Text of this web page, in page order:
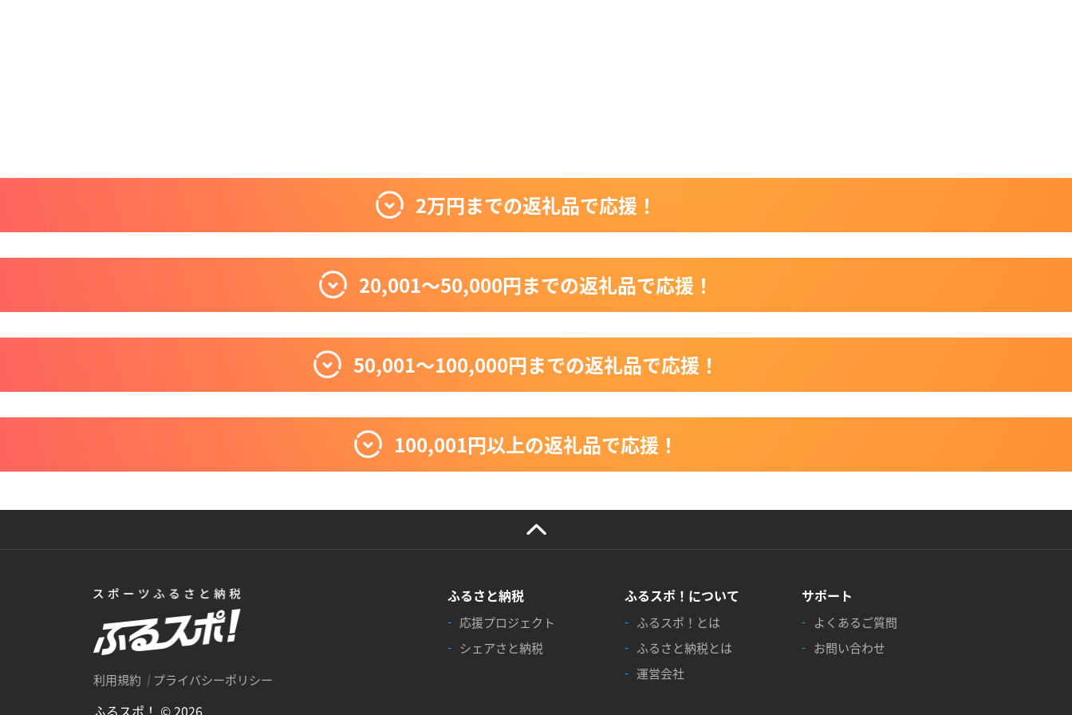
2万円までの返礼品で応援！
20,001〜50,000円までの返礼品で応援！
50,001〜100,000円までの返礼品で応援！
100,001円以上の返礼品で応援！
利用規約 プライバシーポリシー
ふるスポ！ © 2026
ふるさと納税
応援プロジェクト
シェアさと納税
ふるスポ！について
ふるスポ！とは
ふるさと納税とは
運営会社
サポート
よくあるご質問
お問い合わせ